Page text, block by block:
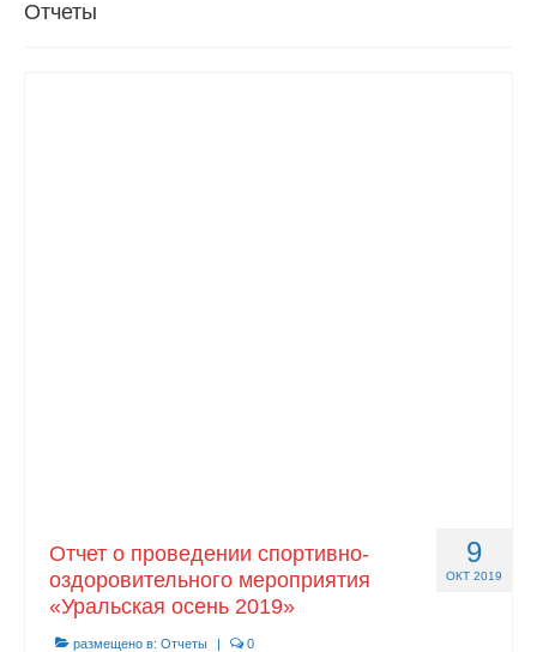
Отчеты
9
ОКТ 2019
Отчет о проведении спортивно-
оздоровительного мероприятия
«Уральская осень 2019»
размещено в: Отчеты | 0